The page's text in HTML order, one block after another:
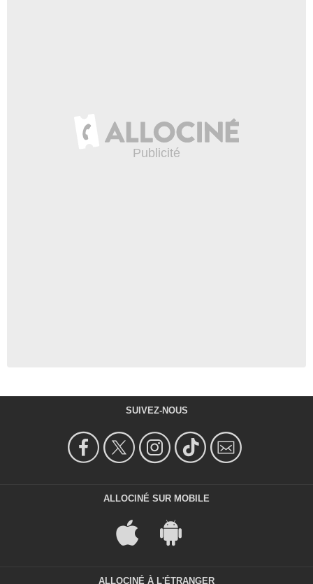
SUIVEZ-NOUS
ALLOCINÉ SUR MOBILE
ALLOCINÉ À L'ÉTRANGER